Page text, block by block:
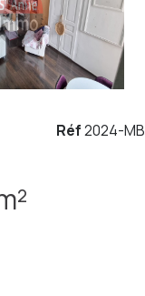
3 chambre(s) 105 m²
Réf2024-MB